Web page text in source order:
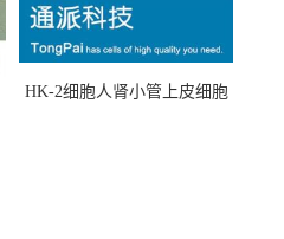
HK-2细胞人肾小管上皮细胞